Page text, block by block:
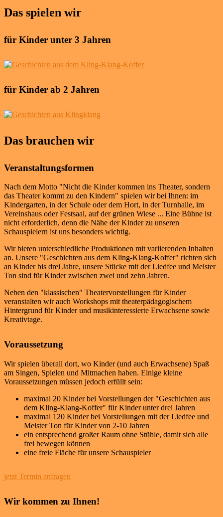
Das spielen wir
für Kinder unter 3 Jahren
für Kinder ab 2 Jahren
Das brauchen wir
Veranstaltungsformen
Nach dem Motto "Nicht die Kinder kommen ins Theater, sondern
das Theater kommt zu den Kindern" spielen wir bei Ihnen: im
Kindergarten, in der Schule oder dem Hort, in der Turnhalle, im
Vereinshaus oder Festsaal, auf der grünen Wiese ... Eine Bühne ist
nicht erforderlich, denn die Nähe der Kinder zu unseren
Schauspielern ist uns besonders wichtig.
Wir bieten unterschiedliche Produktionen mit variierenden Inhalten
an. Unsere "Geschichten aus dem Kling-Klang-Koffer" richten sich
an Kinder bis drei Jahre, unsere Stücke mit der Liedfee und Meister
Ton sind für Kinder zwischen zwei und zehn Jahren.
Neben den "klassischen" Theatervorstellungen für Kinder
veranstalten wir auch Workshops mit theaterpädagogischem
Hintergrund für Kinder und musikinteressierte Erwachsene sowie
Kreativtage.
Voraussetzung
Wir spielen überall dort, wo Kinder (und auch Erwachsene) Spaß
am Singen, Spielen und Mitmachen haben. Einige kleine
Voraussetzungen müssen jedoch erfüllt sein:
maximal 20 Kinder bei Vorstellungen der "Geschichten aus
dem Kling-Klang-Koffer" für Kinder unter drei Jahren
maximal 120 Kinder bei Vorstellungen mit der Liedfee und
Meister Ton für Kinder von 2-10 Jahren
ein entsprechend großer Raum ohne Stühle, damit sich alle
frei bewegen können
eine freie Fläche für unsere Schauspieler
jetzt Termin anfragen
Wir kommen zu Ihnen!